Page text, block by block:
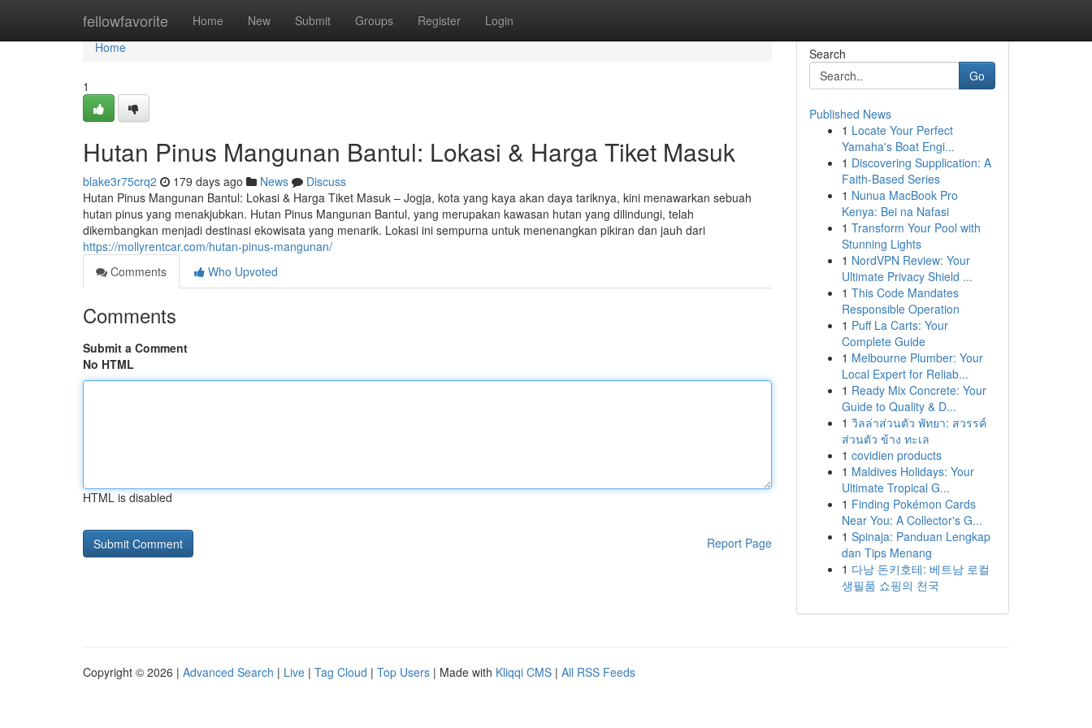
fellowfavorite Home New Submit Groups Register Login
Home
Home
1
Hutan Pinus Mangunan Bantul: Lokasi & Harga Tiket Masuk
blake3r75crq2 179 days ago News
Discuss
Hutan Pinus Mangunan Bantul: Lokasi & Harga Tiket Masuk – Jogja, kota yang kaya akan daya tariknya, kini menawarkan sebuah
hutan pinus yang menakjubkan. Hutan Pinus Mangunan Bantul, yang merupakan kawasan hutan yang dilindungi, telah
dikembangkan menjadi destinasi ekowisata yang menarik. Lokasi ini sempurna untuk menenangkan pikiran dan jauh dari
https://mollyrentcar.com/hutan-pinus-mangunan/
Comments
Who Upvoted
Comments
Submit a Comment
No HTML
HTML is disabled
Report Page
Search
Go
Published News
1 Locate Your Perfect
Yamaha's Boat Engi...
1 Discovering Supplication: A
Faith-Based Series
1 Nunua MacBook Pro
Kenya: Bei na Nafasi
1 Transform Your Pool with
Stunning Lights
1 NordVPN Review: Your
Ultimate Privacy Shield ...
1 This Code Mandates
Responsible Operation
1 Puff La Carts: Your
Complete Guide
1 Melbourne Plumber: Your
Local Expert for Reliab...
1 Ready Mix Concrete: Your
Guide to Quality & D...
1 วิลล่าส่วนตัว พัทยา: สวรรค์
ส่วนตัว ข้าง ทะเล
1 covidien products
1 Maldives Holidays: Your
Ultimate Tropical G...
1 Finding Pokémon Cards
Near You: A Collector's G...
1 Spinaja: Panduan Lengkap
dan Tips Menang
1 다낭 돈키호테: 베트남 로컬
생필품 쇼핑의 천국
Copyright © 2026 | Advanced Search | Live | Tag Cloud | Top Users | Made with Kliqqi CMS | All RSS Feeds